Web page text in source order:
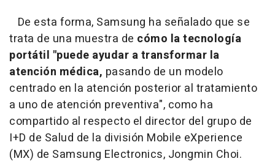
De esta forma, Samsung ha señalado que se
trata de una muestra de cómo la tecnología
portátil "puede ayudar a transformar la
atención médica, pasando de un modelo
centrado en la atención posterior al tratamiento
a uno de atención preventiva", como ha
compartido al respecto el director del grupo de
I+D de Salud de la división Mobile eXperience
(MX) de Samsung Electronics, Jongmin Choi.